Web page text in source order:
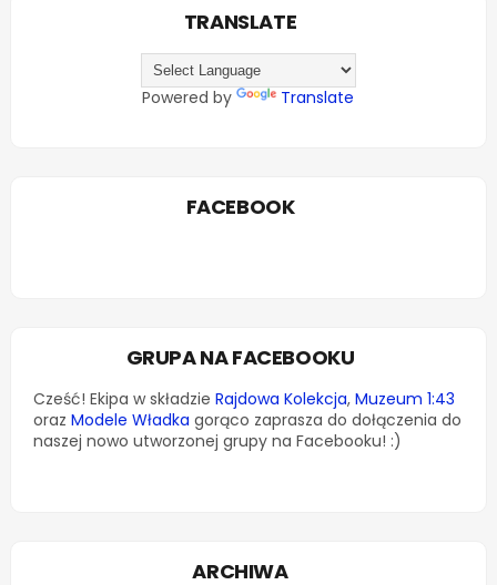
TRANSLATE
Powered by Translate
FACEBOOK
GRUPA NA FACEBOOKU
Cześć! Ekipa w składzie Rajdowa Kolekcja, Muzeum 1:43
oraz Modele Władka gorąco zaprasza do dołączenia do
naszej nowo utworzonej grupy na Facebooku! :)
ARCHIWA